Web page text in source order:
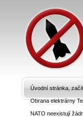
Úvodní stránka,
Obrana elektrárny
NATO neexistují